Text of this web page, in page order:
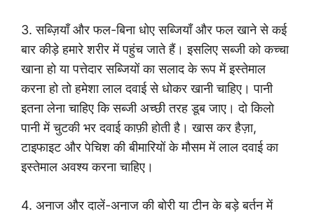
3. सब्ज़ियाँ और फल-बिना धोए सब्जियाँ और फल खाने से कई
बार कीड़े हमारे शरीर में पहुंच जाते हैं। इसलिए सब्जी को कच्चा
खाना हो या पत्तेदार सब्जियों का सलाद के रूप में इस्तेमाल
करना हो तो हमेशा लाल दवाई से धोकर खानी चाहिए। पानी
इतना लेना चाहिए कि सब्जी अच्छी तरह डूब जाए। दो किलो
पानी में चुटकी भर दवाई काफ़ी होती है। खास कर हैज़ा,
टाइफाइट और पेचिश की बीमारियों के मौसम में लाल दवाई का
इस्तेमाल अवश्य करना चाहिए।
4. अनाज और दालें-अनाज की बोरी या टीन के बड़े बर्तन में